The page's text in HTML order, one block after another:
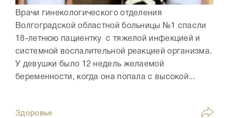
Врачи гинекологического отделения
Волгоградской областной больницы №1 спасли
18-летнюю пациентку с тяжелой инфекцией и
системной воспалительной реакцией организма.
У девушки было 12 недель желаемой
беременности, когда она попала с высокой...
Здоровье